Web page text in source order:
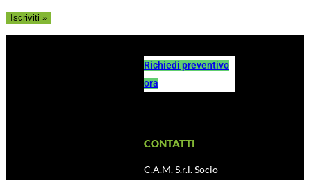
Richiedi preventivo
ora
CONTATTI
C.A.M. S.r.l. Socio